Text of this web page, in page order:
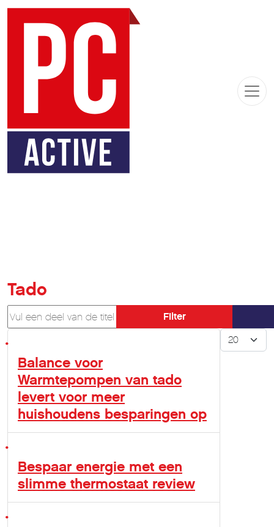
Tado
Vul een deel van de titel in
Filter
Toon #
Balance voor
Warmtepompen van tado
levert voor meer
huishoudens besparingen op
Bespaar energie met een
slimme thermostaat review